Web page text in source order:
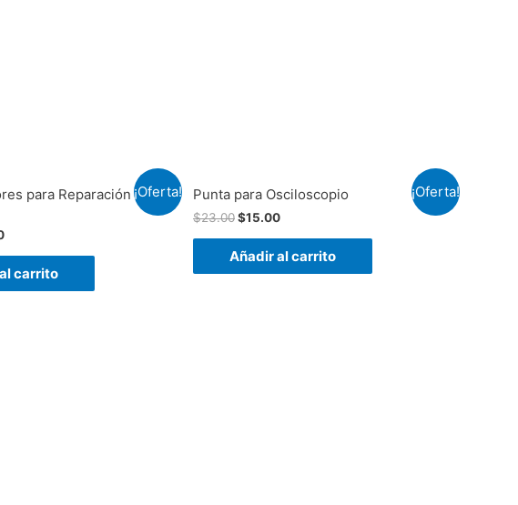
¡Oferta!
para Reparación de
carrito
¡Oferta!
Punta para Osciloscopio
$23.00$15.00
Añadir al carrito